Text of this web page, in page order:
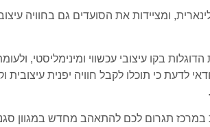
ומציידות את הסועדים גם בחוויה
בקו עיצובי עכשווי ומינימליסטי,
לדעת כי תוכלו לקבל חוויה יפנית
תגרום לכם להתאהב מחדש במגוון